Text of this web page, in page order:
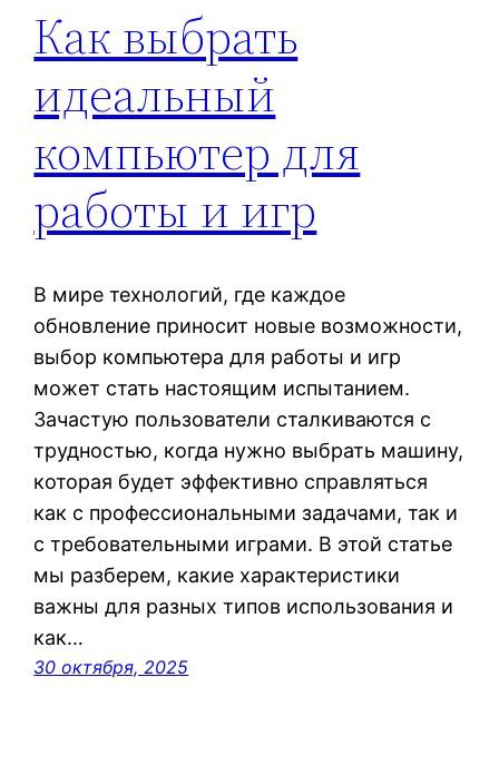
Как выбрать
идеальный
компьютер для
работы и игр
В мире технологий, где каждое
обновление приносит новые возможности,
выбор компьютера для работы и игр
может стать настоящим испытанием.
Зачастую пользователи сталкиваются с
трудностью, когда нужно выбрать машину,
которая будет эффективно справляться
как с профессиональными задачами, так и
с требовательными играми. В этой статье
мы разберем, какие характеристики
важны для разных типов использования и
как…
30 октября, 2025